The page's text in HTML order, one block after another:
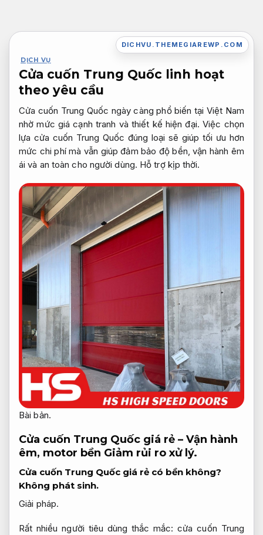
nội
DICHVU.THEMEGIAREWP.COM
DỊCH VỤ
Cửa cuốn Trung Quốc linh hoạt
theo yêu cầu
Cửa cuốn Trung Quốc ngày càng phổ biến tại Việt Nam
nhờ mức giá cạnh tranh và thiết kế hiện đại. Việc chọn
lựa cửa cuốn Trung Quốc đúng loại sẽ giúp tối ưu hơn
mức chi phí mà vẫn giúp đảm bảo độ bền, vận hành êm
ái và an toàn cho người dùng. Hỗ trợ kịp thời.
Bài bản.
Cửa cuốn Trung Quốc giá rẻ – Vận hành
êm, motor bền Giảm rủi ro xử lý.
Cửa cuốn Trung Quốc giá rẻ có bền không?
Không phát sinh.
Giải pháp.
Rất nhiều người tiêu dùng thắc mắc: cửa cuốn Trung